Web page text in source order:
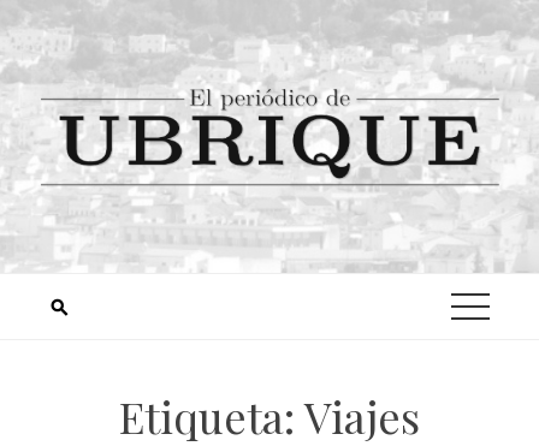
Etiqueta:Viajes